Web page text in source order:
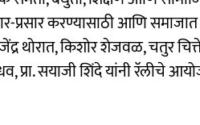
प्रसार करण्यासाठी आणि
थोरात, किशोर शेजवळ, चतुर
प्रा. सयाजी शिंदे यांनी रॅलीचे